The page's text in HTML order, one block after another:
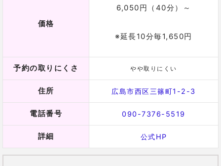
公式HP
恋愛の悩みなら…月景先生の霊感アドバ